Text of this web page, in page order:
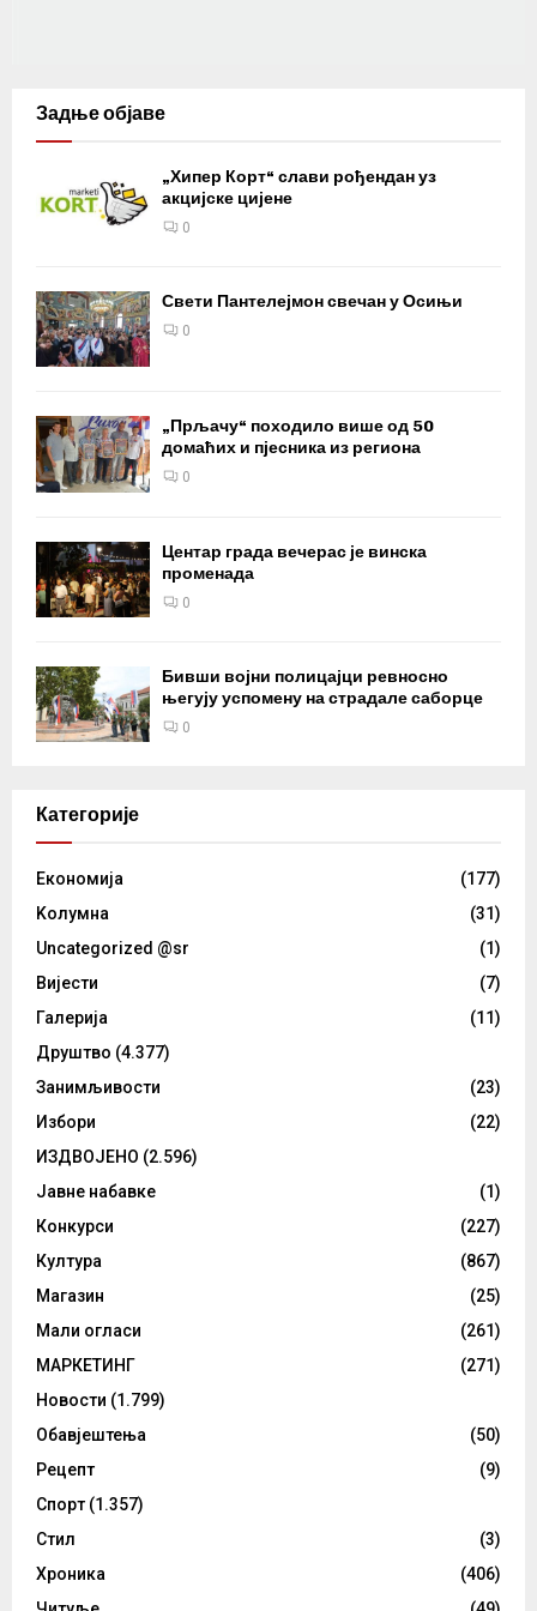
Задње објаве
„Хипер Корт“ слави рођендан уз
акцијске цијене
0
Свети Пантелејмон свечан у Осињи
0
„Прљачу“ походило више од 50
домаћих и пјесника из региона
0
Центар града вечерас је винска
променада
0
Бивши војни полицајци ревносно
његују успомену на страдале саборце
0
Категорије
Eкономија
(177)
Kолумнa
(31)
Uncategorized @sr
(1)
Вијести
(7)
Галерија
(11)
Друштво (4.377)
Занимљивости
(23)
Избори
(22)
ИЗДВОЈЕНО (2.596)
Јавне набавке
(1)
Конкурси
(227)
Култура
(867)
Магазин
(25)
Мали огласи
(261)
МАРКЕТИНГ
(271)
Новости (1.799)
Обавјештења
(50)
Рецепт
(9)
Спорт (1.357)
Стил
(3)
Хроника
(406)